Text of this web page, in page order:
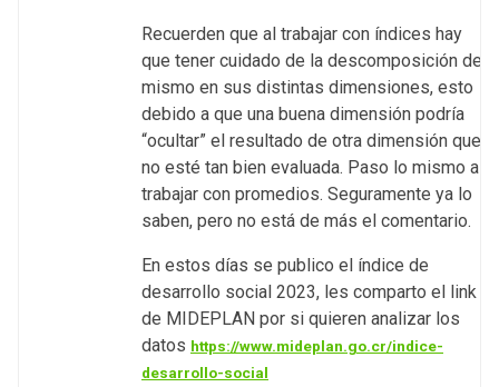
Recuerden que al trabajar con índices hay
que tener cuidado de la descomposición del
mismo en sus distintas dimensiones, esto
debido a que una buena dimensión podría
“ocultar” el resultado de otra dimensión que
no esté tan bien evaluada. Paso lo mismo al
trabajar con promedios. Seguramente ya lo
saben, pero no está de más el comentario.
En estos días se publico el índice de
desarrollo social 2023, les comparto el link
de MIDEPLAN por si quieren analizar los
datos https://www.mideplan.go.cr/indice-
desarrollo-social